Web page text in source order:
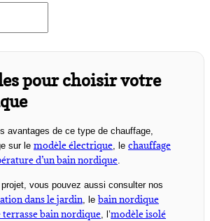
pour choisir votre
avantages de ce type de chauffage,
sur le modèle électrique , le chauffage
d’un bain nordique
vous pouvez aussi consulter nos
dans le jardin , le bain nordique
terrasse bain nordique , l’modèle isolé